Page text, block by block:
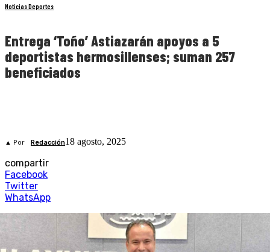
Noticias Deportes
Entrega ‘Toño’ Astiazarán apoyos a 5
deportistas hermosillenses; suman 257
beneficiados
▲ Por Redacción18 agosto, 2025
compartir
Facebook
Twitter
WhatsApp